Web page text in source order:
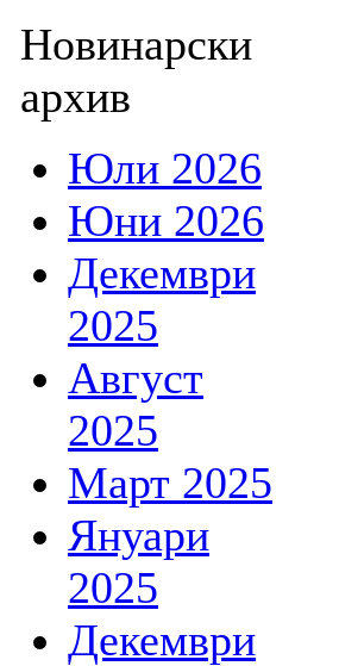
Новинарски
архив
Юли 2026
Юни 2026
Декември
2025
Август
2025
Март 2025
Януари
2025
Декември